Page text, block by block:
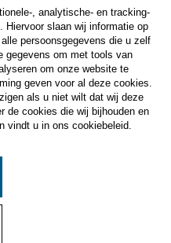
, analytische- en tracking-
Hiervoor slaan wij informatie op
persoonsgegevens die u zelf
gegevens om met tools van
om onze website te
geven voor al deze cookies.
als u niet wilt dat wij deze
de cookies die wij bijhouden en
vindt u in ons cookiebeleid.